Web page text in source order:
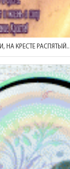
НА КРЕСТЕ РАСПЯТЫЙ..